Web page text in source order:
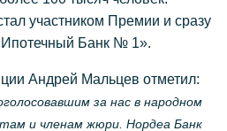
участником Премии и сразу
Банк № 1».
Андрей Мальцев отметил:
за нас в народном
и членам жюри. Нордеа Банк